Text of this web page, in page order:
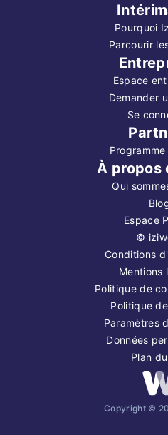
Pourquoi
Parcourir
Espace
Demander
Se
À propos
Qui
Espace
©
Conditions
Mentions
Politique de
Politique
Paramètres
Données
Plan
Copyright ©